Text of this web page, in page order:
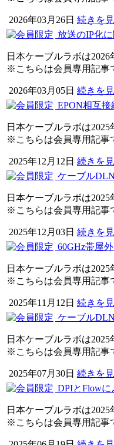
2026年03月26日 続きを
放送のIP化
日本ケーブルラボは
※こちらは会員専用記事
2026年03月05日 続きを
EPON相互
日本ケーブルラボは
※こちらは会員専用記事
2025年12月12日 続きを
ケーブル
日本ケーブルラボは
※こちらは会員専用記事
2025年12月03日 続きを
60GHz帯屋
日本ケーブルラボは
※こちらは会員専用記事
2025年11月12日 続きを
ケーブル
日本ケーブルラボは
※こちらは会員専用記事
2025年07月30日 続きを
DPIとFlow
日本ケーブルラボは
※こちらは会員専用記事